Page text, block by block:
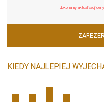
dokonamy aktualizacji
KIEDY NAJLEPIEJ